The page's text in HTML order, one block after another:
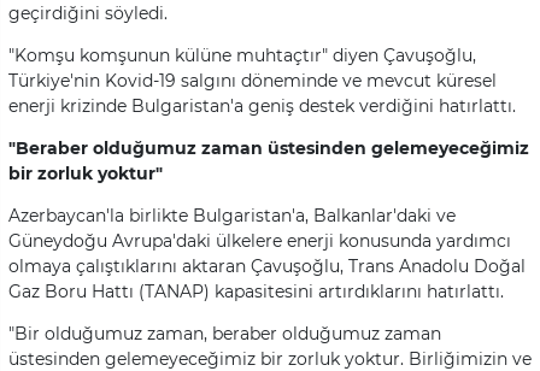
geçirdiğini söyledi.
"Komşu komşunun külüne muhtaçtır" diyen Çavuşoğlu,
Türkiye'nin Kovid-19 salgını döneminde ve mevcut küresel
enerji krizinde Bulgaristan'a geniş destek verdiğini hatırlattı.
"Beraber olduğumuz zaman üstesinden gelemeyeceğimiz
bir zorluk yoktur"
Azerbaycan'la birlikte Bulgaristan'a, Balkanlar'daki ve
Güneydoğu Avrupa'daki ülkelere enerji konusunda yardımcı
olmaya çalıştıklarını aktaran Çavuşoğlu, Trans Anadolu Doğal
Gaz Boru Hattı (TANAP) kapasitesini artırdıklarını hatırlattı.
"Bir olduğumuz zaman, beraber olduğumuz zaman
üstesinden gelemeyeceğimiz bir zorluk yoktur. Birliğimizin ve